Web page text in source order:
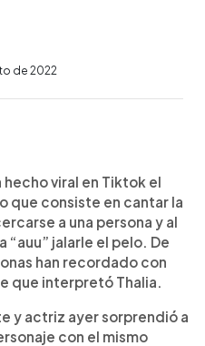
de 2022
hecho viral en Tiktok el
que consiste en cantar la
a una persona y al
“auu” jalarle el pelo. De
han recordado con
que interpretó Thalia.
y actriz ayer sorprendió a
con el mismo